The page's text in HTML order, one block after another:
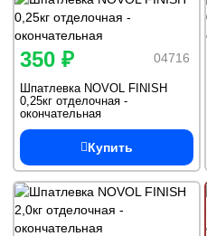
04716
350 ₽
Шпатлевка NOVOL FINISH
0,25кг отделочная -
окончательная
Купить